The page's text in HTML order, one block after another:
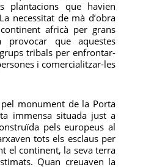
plantacions que havien
necessitat de mà d’obra
africà per grans
provocar que aquestes
tribals per enfrontar-
i comercialitzar-les
monument de la Porta
immensa situada just a
pels europeus al
tots els esclaus per
el continent, la seva terra
Quan creuaven la